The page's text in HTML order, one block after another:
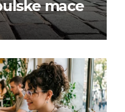
mace